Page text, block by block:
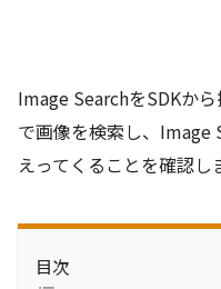
Image SearchをSDKか
で画像を検索し、Image
えってくることを確認し
目次